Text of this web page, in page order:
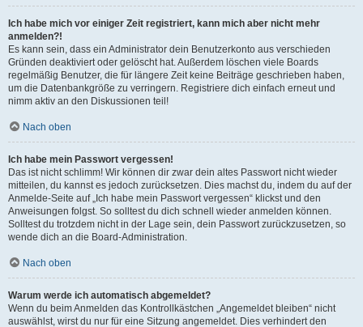
Ich habe mich vor einiger Zeit registriert, kann mich aber nicht mehr
anmelden?!
Es kann sein, dass ein Administrator dein Benutzerkonto aus verschieden
Gründen deaktiviert oder gelöscht hat. Außerdem löschen viele Boards
regelmäßig Benutzer, die für längere Zeit keine Beiträge geschrieben haben,
um die Datenbankgröße zu verringern. Registriere dich einfach erneut und
nimm aktiv an den Diskussionen teil!
Nach oben
Ich habe mein Passwort vergessen!
Das ist nicht schlimm! Wir können dir zwar dein altes Passwort nicht wieder
mitteilen, du kannst es jedoch zurücksetzen. Dies machst du, indem du auf der
Anmelde-Seite auf „Ich habe mein Passwort vergessen“ klickst und den
Anweisungen folgst. So solltest du dich schnell wieder anmelden können.
Solltest du trotzdem nicht in der Lage sein, dein Passwort zurückzusetzen, so
wende dich an die Board-Administration.
Nach oben
Warum werde ich automatisch abgemeldet?
Wenn du beim Anmelden das Kontrollkästchen „Angemeldet bleiben“ nicht
auswählst, wirst du nur für eine Sitzung angemeldet. Dies verhindert den